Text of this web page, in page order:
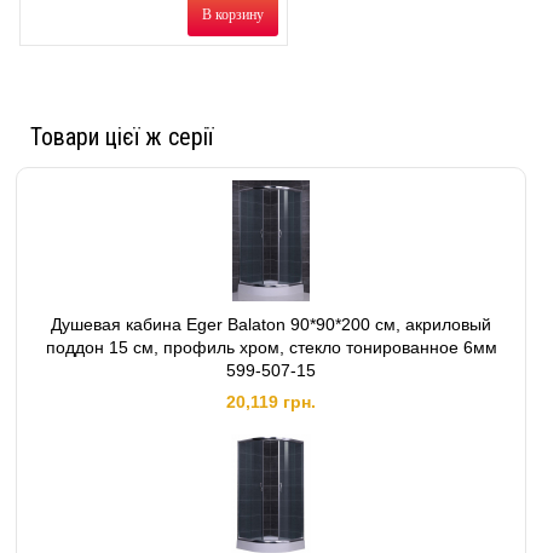
В корзину
Товари цієї ж серії
Душевая кабина Eger Balaton 90*90*200 см, акриловый
поддон 15 см, профиль хром, стекло тонированное 6мм
599-507-15
20,119 грн.